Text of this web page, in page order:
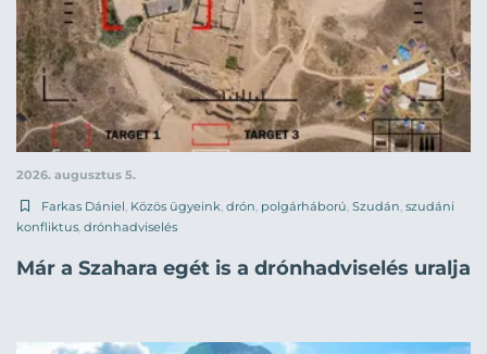
2026. augusztus 5.
Farkas Dániel Közös ügyeink drón polgárháború Szudán szudáni
konfliktus drónhadviselés
Már a Szahara egét is a drónhadviselés uralja